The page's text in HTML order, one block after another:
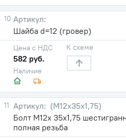
10
Шайба d=12 (гровер)
Наличие
Цена с НДС
582 руб.
К схеме
11
(М12х35х1,75)
Болт М12х 35х1,75
полная резьба